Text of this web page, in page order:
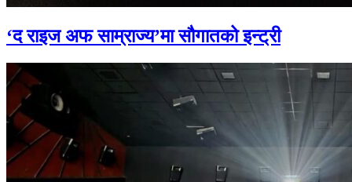
‘द राइज अफ साम्राज्य’मा सौगातको इन्ट्री